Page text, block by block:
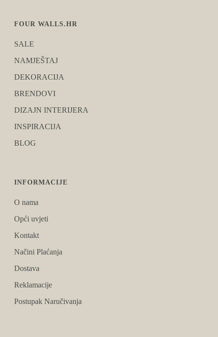
FOUR WALLS.HR
SALE
NAMJEŠTAJ
DEKORACIJA
BRENDOVI
DIZAJN INTERIJERA
INSPIRACIJA
BLOG
INFORMACIJE
O nama
Opći uvjeti
Kontakt
Načini Plaćanja
Dostava
Reklamacije
Postupak Naručivanja